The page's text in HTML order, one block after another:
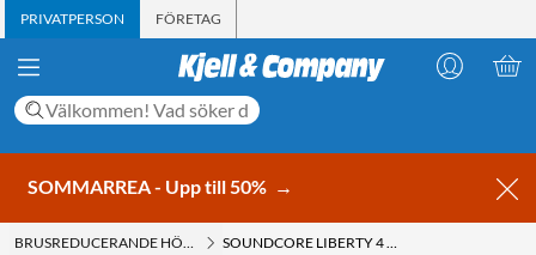
PRIVATPERSON FÖRETAG
SOMMARREA - Upp till 50% →
BRUSREDUCERANDE HÖRLURAR MED ACTIVE NOISE CANCELLING (ANC)
SOUNDCORE LIBERTY 4 NC TRÅDLÖSA HÖRLURAR MED BRUSREDUCERING VELVET BLACK